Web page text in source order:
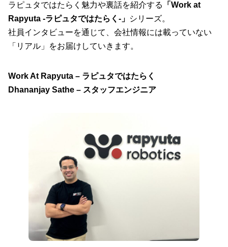
ラピュタではたらく魅力や裏話を紹介する
「Work at
Rapyuta -ラピュタではたらく-」 シリーズ。
社員インタビューを通じて、会社情報には載っていない
「リアル」をお届けしていきます。
Work At Rapyuta – ラピュタではたらく
Dhananjay Sathe – スタッフエンジニア